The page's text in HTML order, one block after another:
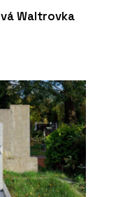
Waltrovka